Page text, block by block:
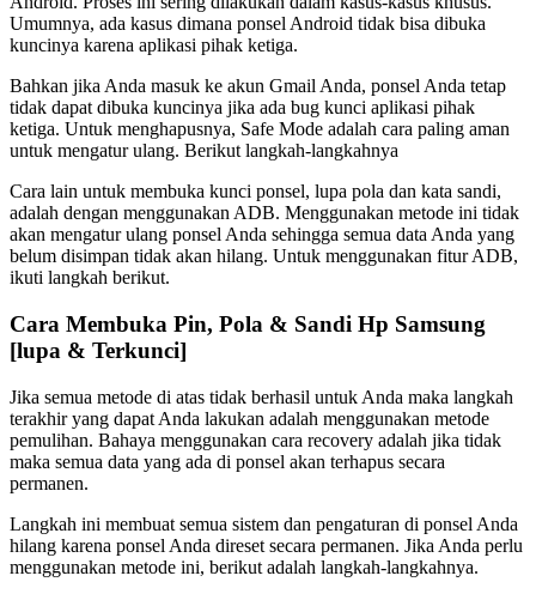
Umumnya, ada kasus dimana ponsel Android tidak bisa dibuka
kuncinya karena aplikasi pihak ketiga.
Bahkan jika Anda masuk ke akun Gmail Anda, ponsel Anda tetap
tidak dapat dibuka kuncinya jika ada bug kunci aplikasi pihak
ketiga. Untuk menghapusnya, Safe Mode adalah cara paling aman
untuk mengatur ulang. Berikut langkah-langkahnya
Cara lain untuk membuka kunci ponsel, lupa pola dan kata sandi,
adalah dengan menggunakan ADB. Menggunakan metode ini tidak
akan mengatur ulang ponsel Anda sehingga semua data Anda yang
belum disimpan tidak akan hilang. Untuk menggunakan fitur ADB,
ikuti langkah berikut.
Cara Membuka Pin, Pola & Sandi Hp Samsung
[lupa & Terkunci]
Jika semua metode di atas tidak berhasil untuk Anda maka langkah
terakhir yang dapat Anda lakukan adalah menggunakan metode
pemulihan. Bahaya menggunakan cara recovery adalah jika tidak
maka semua data yang ada di ponsel akan terhapus secara
permanen.
Langkah ini membuat semua sistem dan pengaturan di ponsel Anda
hilang karena ponsel Anda direset secara permanen. Jika Anda perlu
menggunakan metode ini, berikut adalah langkah-langkahnya.